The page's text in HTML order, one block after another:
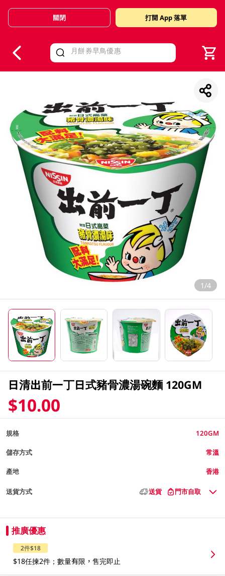
Valid Until 30 June 2026
關閉 打開 App 落單
1/4
日清出前一丁日式豬骨濃湯碗麵 120GM
$10.00
規格 120GM
儲存方式 常溫
產地 香港
送貨方式 送貨 門市自取
推廣優惠
2件$18
$18任揀2件；數量有限，售完即止